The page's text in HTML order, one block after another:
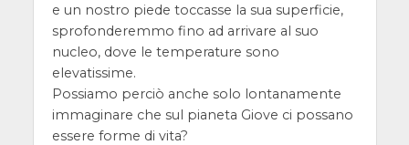
e un nostro piede toccasse la sua superficie,
sprofonderemmo fino ad arrivare al suo
nucleo, dove le temperature sono
elevatissime.
Possiamo perciò anche solo lontanamente
immaginare che sul pianeta Giove ci possano
essere forme di vita?